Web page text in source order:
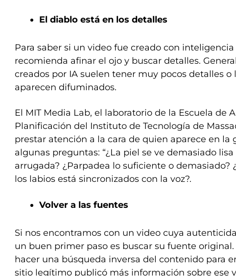
El diablo está en los detalles
Para saber si un video fue creado con
recomienda afinar el ojo y buscar detalles.
creados por IA suelen tener muy pocos detalles o
aparecen difuminados.
El MIT Media Lab, el laboratorio de la Escuela de
Planificación del Instituto de Tecnología de
prestar atención a la cara de quien aparece en la
algunas preguntas: “¿La piel se ve demasiado
arrugada? ¿Parpadea lo suficiente o demasiado?
los labios está sincronizados con la voz?.
Volver a las fuentes
Si nos encontramos con un video cuya
un buen primer paso es buscar su fuente original.
hacer una búsqueda inversa del contenido para
sitio legítimo publicó más información sobre ese